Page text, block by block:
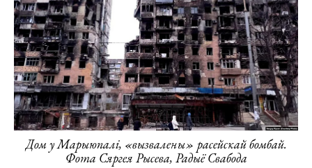
Дом у Марыюпалі, «вызвалены» расейскай бомбай.
Фота Сяргея Рысева, Радыё Свабода